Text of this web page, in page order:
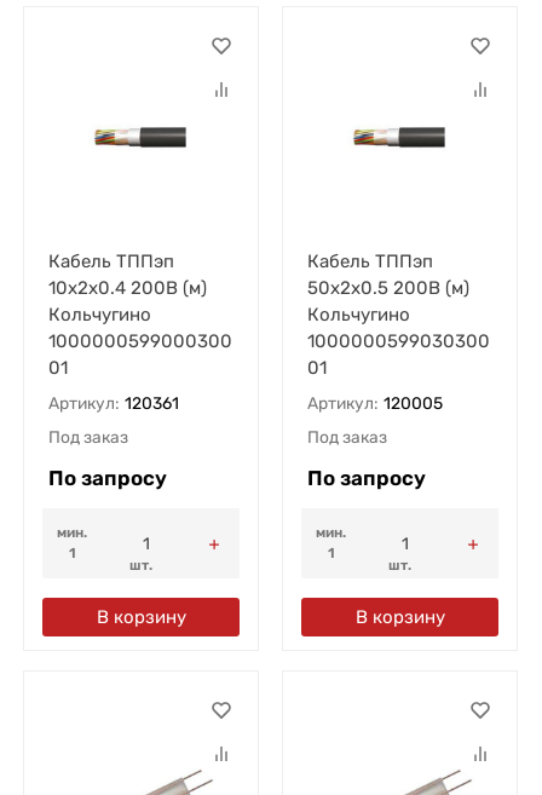
Кабель ТППэп
10х2х0.4 200В (м)
Кольчугино
1000000599000300
01
Артикул: 120361
Под заказ
По запросу
мин.
1
шт.
В корзину
Кабель ТППэп
50х2х0.5 200В (м)
Кольчугино
1000000599030300
01
Артикул: 120005
Под заказ
По запросу
мин.
1
шт.
В корзину